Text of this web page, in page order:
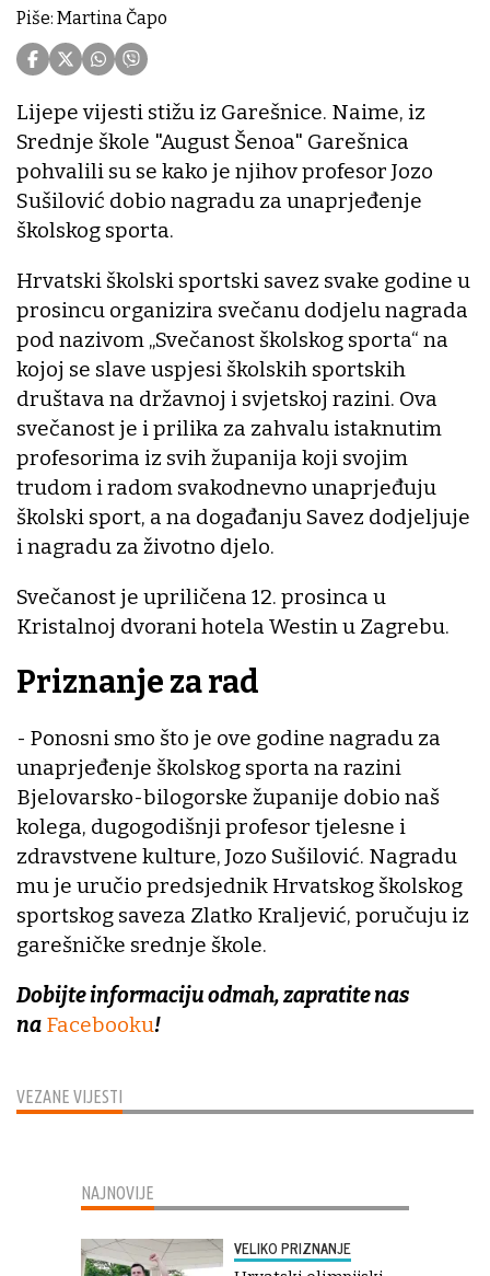
Piše: Martina Čapo
VEZANE VIJESTI
Lijepe vijesti stižu iz Garešnice. Naime, iz
Srednje škole "August Šenoa" Garešnica
pohvalili su se kako je njihov profesor Jozo
Sušilović dobio nagradu za unaprjeđenje
školskog sporta.
Hrvatski školski sportski savez svake godine u
prosincu organizira svečanu dodjelu nagrada
pod nazivom „Svečanost školskog sporta“ na
kojoj se slave uspjesi školskih sportskih
društava na državnoj i svjetskoj razini. Ova
svečanost je i prilika za zahvalu istaknutim
profesorima iz svih županija koji svojim
trudom i radom svakodnevno unaprjeđuju
školski sport, a na događanju Savez dodjeljuje
i nagradu za životno djelo.
Svečanost je upriličena 12. prosinca u
Kristalnoj dvorani hotela Westin u Zagrebu.
Priznanje za rad
- Ponosni smo što je ove godine nagradu za
unaprjeđenje školskog sporta na razini
Bjelovarsko-bilogorske županije dobio naš
kolega, dugogodišnji profesor tjelesne i
zdravstvene kulture, Jozo Sušilović. Nagradu
mu je uručio predsjednik Hrvatskog školskog
sportskog saveza Zlatko Kraljević, poručuju iz
garešničke srednje škole.
Dobijte informaciju odmah, zapratite nas
na Facebooku!
NAJNOVIJE
VELIKO PRIZNANJE